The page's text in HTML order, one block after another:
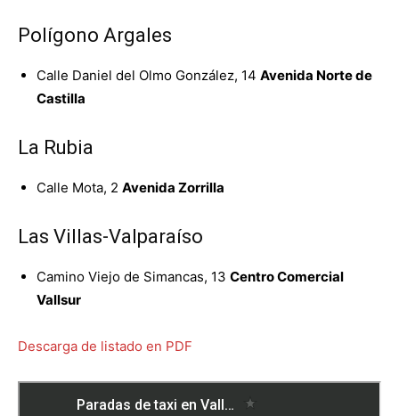
Polígono Argales
Calle Daniel del Olmo González, 14 Avenida Norte de
Castilla
La Rubia
Calle Mota, 2 Avenida Zorrilla
Las Villas-Valparaíso
Camino Viejo de Simancas, 13 Centro Comercial
Vallsur
Descarga de listado en PDF